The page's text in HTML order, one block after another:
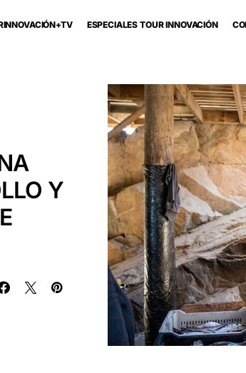
ESPECIALES TOUR INNOVACIÓN
Y